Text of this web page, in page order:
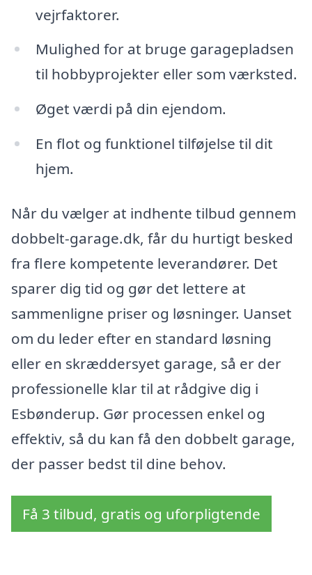
vejrfaktorer.
Mulighed for at bruge garagepladsen
til hobbyprojekter eller som værksted.
Øget værdi på din ejendom.
En flot og funktionel tilføjelse til dit
hjem.
Når du vælger at indhente tilbud gennem
dobbelt-garage.dk, får du hurtigt besked
fra flere kompetente leverandører. Det
sparer dig tid og gør det lettere at
sammenligne priser og løsninger. Uanset
om du leder efter en standard løsning
eller en skræddersyet garage, så er der
professionelle klar til at rådgive dig i
Esbønderup. Gør processen enkel og
effektiv, så du kan få den dobbelt garage,
der passer bedst til dine behov.
Få 3 tilbud, gratis og uforpligtende